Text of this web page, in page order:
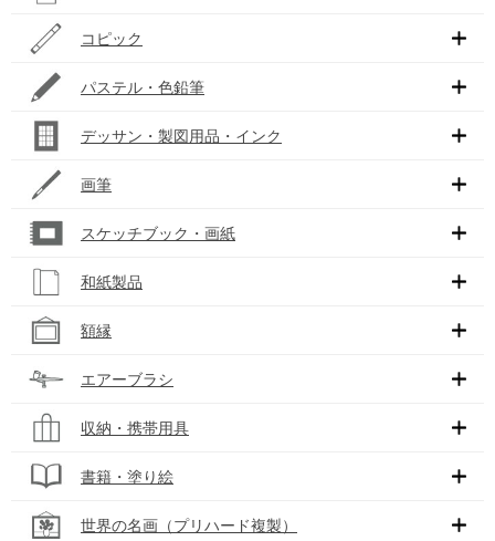
コピック
パステル・色鉛筆
デッサン・製図用品・インク
画筆
スケッチブック・画紙
和紙製品
額縁
エアーブラシ
収納・携帯用具
書籍・塗り絵
世界の名画（プリハード複製）